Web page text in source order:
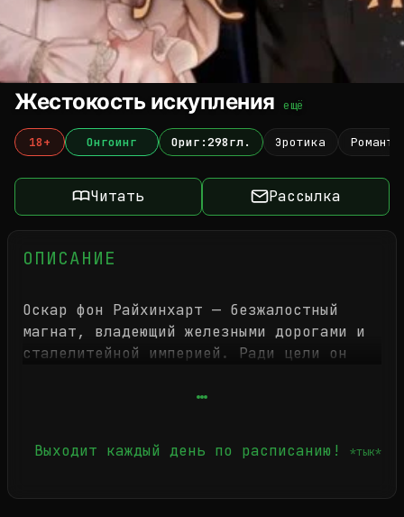
Жестокость искупления ещё
18+ Онгоинг Ориг:298гл. Эротика
Читать Рассылка
ОПИСАНИЕ
Оскар фон Райхинхарт — безжалостный
магнат, владеющий железными дорогами и
сталелитейной империей. Ради цели он
оружие, которым он поднял разорённую
Однажды к нему приходит Хан Со А —
ключ от сейфа, который он отчаянно
Выходит каждый день по расписанию! *тык*